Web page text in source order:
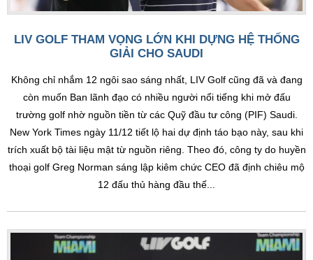
LIV GOLF THAM VỌNG LỚN KHI DỰNG HỆ THỐNG
GIẢI CHO SAUDI
Không chỉ nhắm 12 ngôi sao sáng nhất, LIV Golf cũng đã và đang
còn muốn Ban lãnh đạo có nhiều người nổi tiếng khi mở đấu
trường golf nhờ nguồn tiền từ các Quỹ đầu tư công (PIF) Saudi.
New York Times ngày 11/12 tiết lộ hai dự định táo bạo này, sau khi
trích xuất bộ tài liệu mật từ nguồn riêng. Theo đó, công ty do huyền
thoại golf Greg Norman sáng lập kiêm chức CEO đã định chiêu mộ
12 đấu thủ hàng đầu thế...